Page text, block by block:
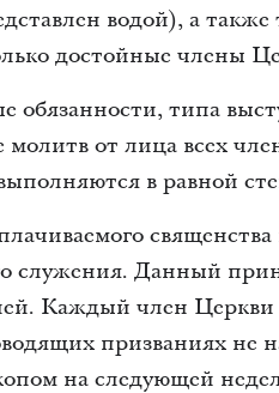
водой), а
достойные члены
обязанности, типа
молитв от лица всех
в равной
служения. Данный
Каждый член
призваниях не
на следующей